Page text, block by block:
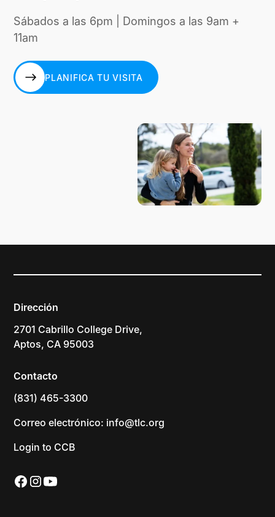
Sábados a las 6pm | Domingos a las 9am +
11am
PLANIFICA TU VISITA
Dirección
2701 Cabrillo College Drive,
Aptos, CA 95003
Contacto
(831) 465-3300
Correo electrónico: info@tlc.org
Login to CCB